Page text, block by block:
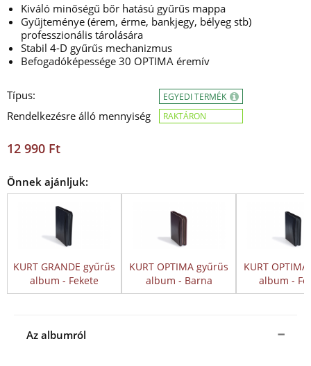
Kiváló minőségű bőr hatású gyűrűs mappa
Gyűjteménye (érem, érme, bankjegy, bélyeg stb)
professzionális tárolására
Stabil 4-D gyűrűs mechanizmus
Befogadóképessége 30 OPTIMA éremív
Típus:
Rendelkezésre álló mennyiség
EGYEDI TERMÉK
RAKTÁRON
12 990 Ft
Önnek ajánljuk:
KURT GRANDE gyűrűs
album - Fekete
KURT OPTIMA gyűrűs
album - Barna
KURT
album -
Az albumról